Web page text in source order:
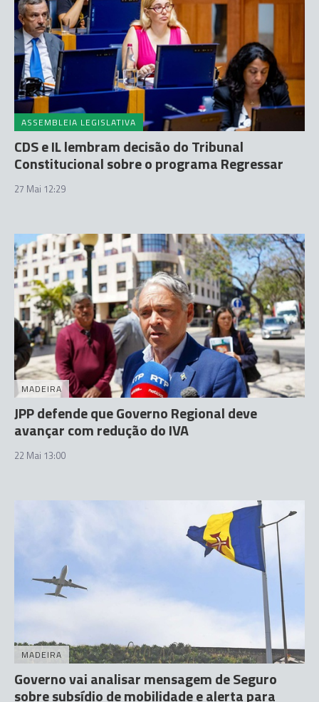
ASSEMBLEIA LEGISLATIVA
CDS e IL lembram decisão do Tribunal
Constitucional sobre o programa Regressar
27 Mai 12:29
MADEIRA
JPP defende que Governo Regional deve
avançar com redução do IVA
22 Mai 13:00
MADEIRA
Governo vai analisar mensagem de Seguro
sobre subsídio de mobilidade e alerta para